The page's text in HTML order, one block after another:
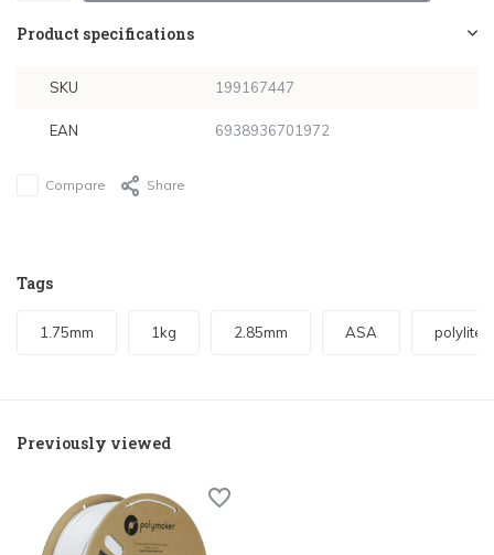
Product specifications
SKU 199167447
EAN 6938936701972
Compare Share
Tags
1.75mm 1kg 2.85mm ASA polylite
Previously viewed